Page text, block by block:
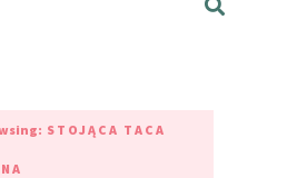
STOJĄCA TACA